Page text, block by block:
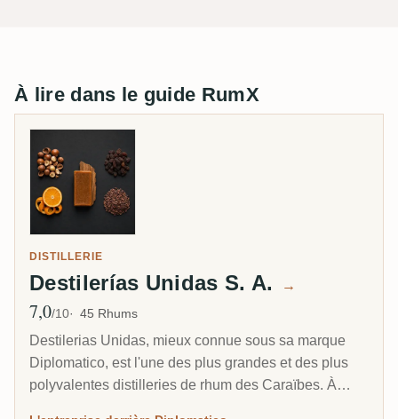
À lire dans le guide RumX
DISTILLERIE
Destilerías Unidas S. A. →
Note moyenne
7,0/10 45 Rhums
Destilerias Unidas, mieux connue sous sa marque
Diplomatico, est l'une des plus grandes et des plus
polyvalentes distilleries de rhum des Caraïbes. À